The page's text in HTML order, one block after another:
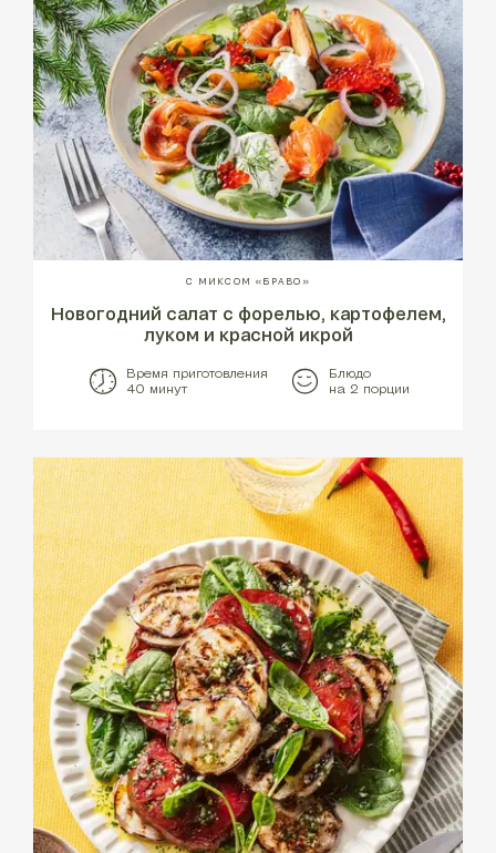
С МИКСОМ «БРАВО»
Новогодний салат с форелью, картофелем,
луком и красной икрой
Время приготовления
40 минут
Блюдо
на 2 порции